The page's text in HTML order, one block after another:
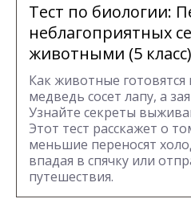
Тест по биологии:
неблагоприятных
животными (5 класс)
Как животные
медведь сосет лапу, а
Узнайте секреты
Этот тест расскажет о
меньшие переносят
впадая в спячку или
путешествия.